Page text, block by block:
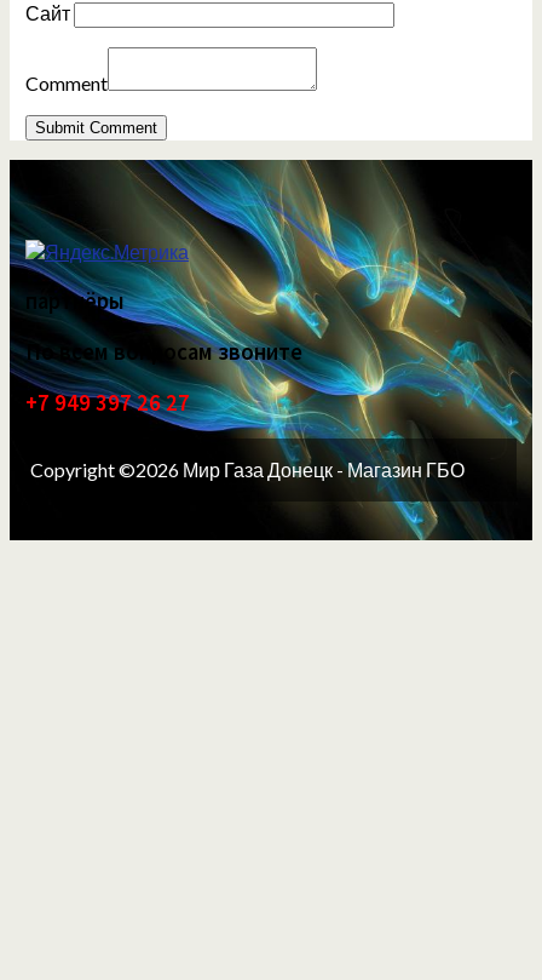
Сайт
Comment
партнёры
По всем вопросам звоните
+7 949 397 26 27
Copyright ©2026 Мир Газа Донецк - Магазин ГБО